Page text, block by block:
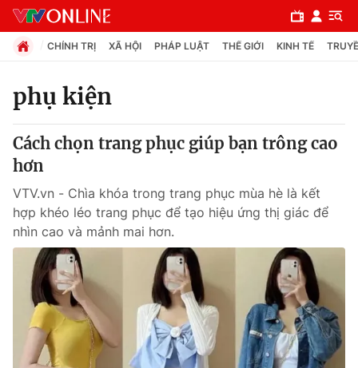
Chuyên mục
Chính trị
Xã hội
Pháp luật
Y tế
Thế giới
CHÍNH TRỊ XÃ HỘI PHÁP LUẬT THẾ GIỚI KINH TẾ
phụ kiện
Cách chọn trang phục giúp bạn trông cao
hơn
VTV.vn - Chìa khóa trong trang phục mùa hè là kết
hợp khéo léo trang phục để tạo hiệu ứng thị giác để
nhìn cao và mảnh mai hơn.